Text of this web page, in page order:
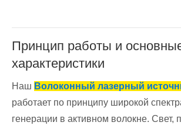
Принцип работы и
характеристики
Наш Волоконный лазерный
работает по принципу широкой
генерации в активном волокне. Свет,